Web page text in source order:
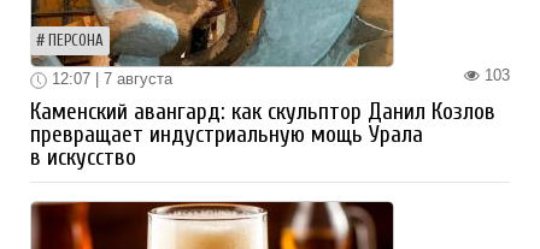
ПЕРСОНА
103
12:07 | 7 августа
Каменский авангард: как скульптор Данил Козлов
превращает индустриальную мощь Урала
в искусство